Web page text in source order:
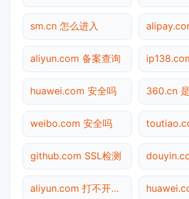
sm.cn 怎么进入
aliyun.com 备案查询
huawei.com 安全吗 360.cn
weibo.com 安全吗
github.com SSL检测
aliyun.com 打不开检测